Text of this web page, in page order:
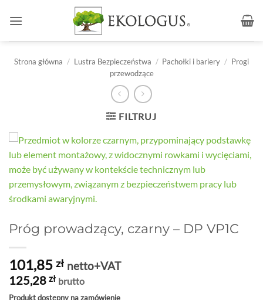
Strona główna / Lustra Bezpieczeństwa / Pachołki i bariery / Progi
przewodzące
FILTRUJ
Próg prowadzący, czarny – DP VP1C
101,85 zł netto+VAT
125,28 zł brutto
Produkt dostępny na zamówienie